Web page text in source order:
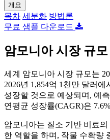
개요
목차 세분화 방법론
무료 샘플 다운로드
암모니아 시장 규모
세계 암모니아 시장 규모는
2026년 1,854억 1천만 달러에
성장할 것으로 예상되며, 예
연평균 성장률(CAGR)은
암모니아는 질소 기반 비료
한 역할을 하며, 작물 수확량